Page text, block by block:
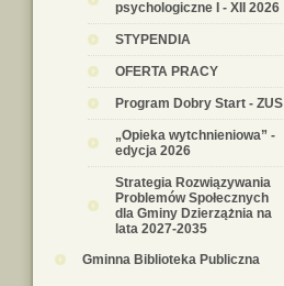
psychologiczne I - XII 2026
STYPENDIA
OFERTA PRACY
Program Dobry Start - ZUS
„Opieka wytchnieniowa” -
edycja 2026
Strategia Rozwiązywania
Problemów Społecznych
dla Gminy Dzierzążnia na
lata 2027-2035
Gminna Biblioteka Publiczna